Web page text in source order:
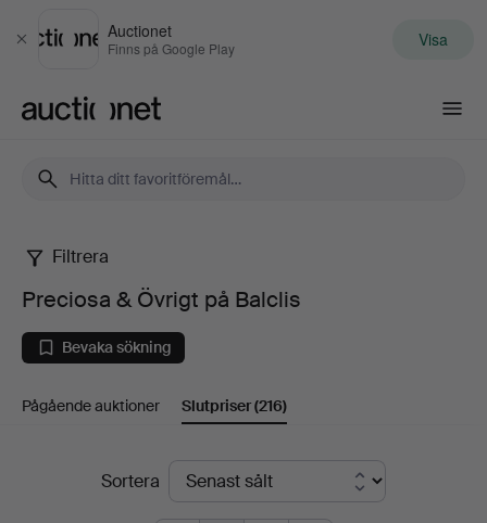
Stäng
Auctionet
Finns på Google Play Visa
Preciosa
Övrigt
på
Balclis
Filtrera
Preciosa & Övrigt på Balclis
Bevaka sökning
Pågående auktioner Slutpriser(216)
SlutpriserSortera